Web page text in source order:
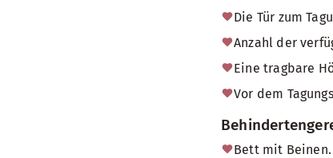
Die Tür zum
Anzahl der
Eine tragbare
Vor dem
Bett mit Beinen.